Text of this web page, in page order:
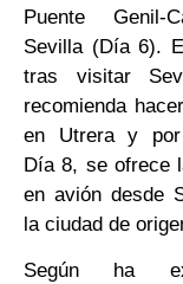
Puente Genil-
Sevilla (Día 6).
tras visitar
recomienda
en Utrera y
Día 8, se ofrece
en avión desde
la ciudad de
Según ha